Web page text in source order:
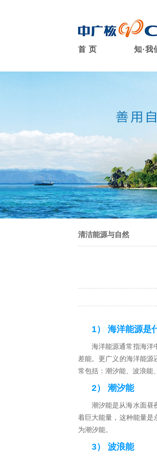
首 页 知·我
清洁能源与自然
1） 海洋能源是
海洋能源通常指海洋
差能。更广义的海洋能源
常包括：潮汐能、波浪能
2） 潮汐能
潮汐能是从海水面昼
着巨大能量，这种能量是
为潮汐能。
3） 波浪能